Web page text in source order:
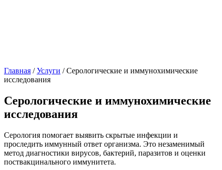
Главная /Услуги /Серологические и иммунохимические
исследования
Серологические и иммунохимические
исследования
Серология помогает выявить скрытые инфекции и
проследить иммунный ответ организма. Это незаменимый
метод диагностики вирусов, бактерий, паразитов и оценки
поствакцинального иммунитета.